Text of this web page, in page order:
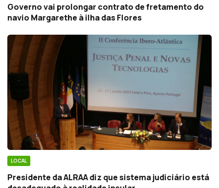
Governo vai prolongar contrato de fretamento do
navio Margarethe à ilha das Flores
LOCAL
Presidente da ALRAA diz que sistema judiciário está